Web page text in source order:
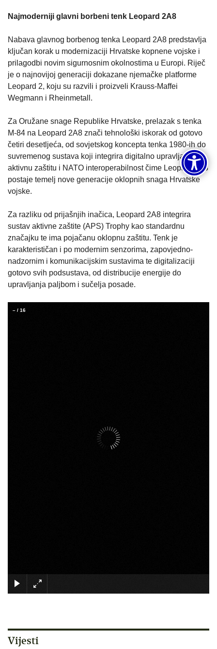
Najmoderniji glavni borbeni tenk Leopard 2A8
Nabava glavnog borbenog tenka Leopard 2A8 predstavlja
ključan korak u modernizaciji Hrvatske kopnene vojske i
prilagodbi novim sigurnosnim okolnostima u Europi. Riječ
je o najnovijoj generaciji dokazane njemačke platforme
Leopard 2, koju su razvili i proizveli Krauss-Maffei
Wegmann i Rheinmetall.
Za Oružane snage Republike Hrvatske, prelazak s tenka
M-84 na Leopard 2A8 znači tehnološki iskorak od gotovo
četiri desetljeća, od sovjetskog koncepta tenka 1980-ih do
suvremenog sustava koji integrira digitalno upravljanje,
aktivnu zaštitu i NATO interoperabilnost čime Leopard 2A8
postaje temelj nove generacije oklopnih snaga Hrvatske
vojske.
Za razliku od prijašnjih inačica, Leopard 2A8 integrira
sustav aktivne zaštite (APS) Trophy kao standardnu
značajku te ima pojačanu oklopnu zaštitu. Tenk je
karakterističan i po modernim senzorima, zapovjedno-
nadzornim i komunikacijskim sustavima te digitalizaciji
gotovo svih podsustava, od distribucije energije do
upravljanja paljbom i sučelja posade.
– / 16
Vijesti